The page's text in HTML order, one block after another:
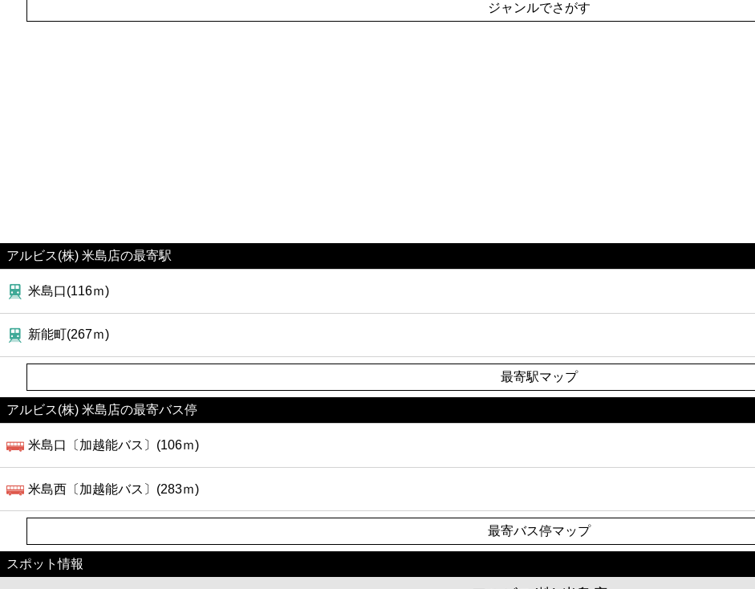
病院
ホテル
ジャンルでさがす
アルビス(株) 米島店の最寄駅
米島口(116ｍ)
新能町(267ｍ)
最寄駅マップ
アルビス(株) 米島店の最寄バス停
米島口〔加越能バス〕(106ｍ)
米島西〔加越能バス〕(283ｍ)
最寄バス停マップ
スポット情報